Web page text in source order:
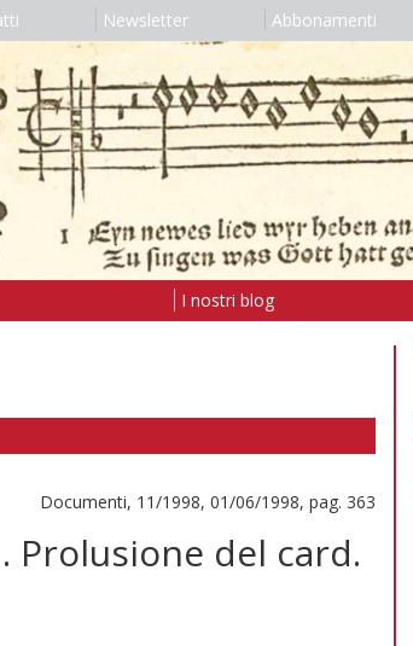
Newsletter Abbonamenti
I nostri blog
Documenti, 11/1998, 01/06/1998, pag. 363
Prolusione del card.